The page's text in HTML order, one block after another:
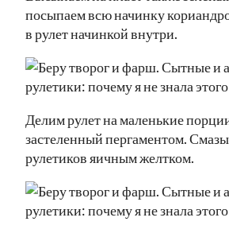
посыпаем всю начинку
в рулет начинкой внутри.
Делим рулет на маленькие
застеленный пергаментом.
рулетиков яичным желтком.